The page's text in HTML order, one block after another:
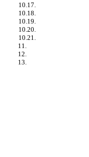
10.17.
10.18.
10.19.
10.20.
10.21.
11.
12.
13.